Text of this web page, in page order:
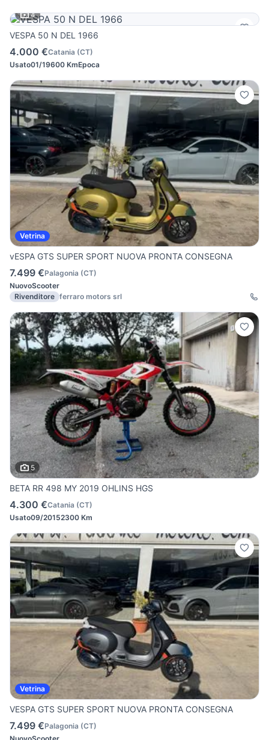
4
VESPA 50 N DEL 1966
4.000 €Catania (CT)
Usato01/19600 KmEpoca
Vetrina
vESPA GTS SUPER SPORT NUOVA PRONTA CONSEGNA
7.499 €Palagonia (CT)
NuovoScooter
Rivenditore ferraro motors srl
5
BETA RR 498 MY 2019 OHLINS HGS
4.300 €Catania (CT)
Usato09/20152300 Km
Vetrina
VESPA GTS SUPER SPORT NUOVA PRONTA CONSEGNA
7.499 €Palagonia (CT)